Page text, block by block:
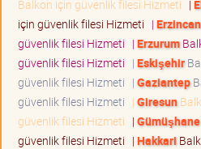
Balkon için güvenlik filesi Hizmeti |
için güvenlik filesi Hizmeti | Erzincan
güvenlik filesi Hizmeti | Erzurum
güvenlik filesi Hizmeti | Eskişehir
güvenlik filesi Hizmeti | Gaziantep
güvenlik filesi Hizmeti | Giresun
güvenlik filesi Hizmeti | Gümüşhane
güvenlik filesi Hizmeti | Hakkari